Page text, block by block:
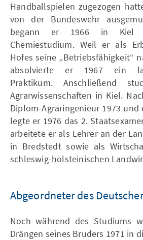
Handballspielen zugezogen
von der Bundeswehr
begann er 1966 in Kiel
Chemiestudium. Weil er als
Hofes seine „Betriebsfähigkeit“
absolvierte er 1967 ein
Praktikum. Anschließend
Agrarwissenschaften in Kiel.
Diplom-Agraringenieur 1973 und
legte er 1976 das 2.
arbeitete er als Lehrer an der
in Bredstedt sowie als
schleswig-holsteinischen
Abgeordneter des
Noch während des Studiums
Drängen seines Bruders 1971 in